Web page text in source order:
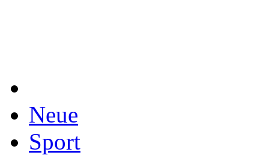
Neue
Sport